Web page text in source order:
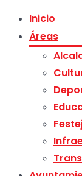
Inicio
Áreas